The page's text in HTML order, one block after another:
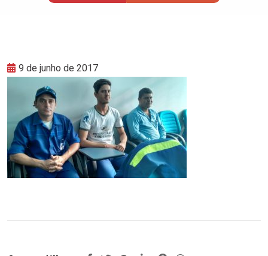
9 de junho de 2017